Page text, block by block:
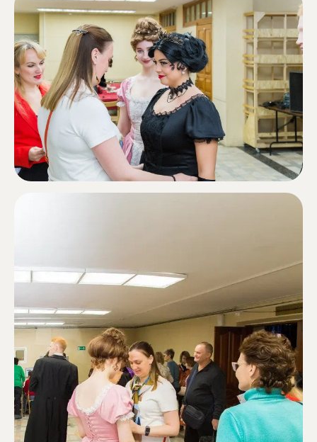
+7 (495) 545-08-43
info@qualityoflife.ru
Контакты
Подпишитесь на нашу рассылку.
В ней рассказываем о самых важных
новостях и активностях фонда
Подписаться